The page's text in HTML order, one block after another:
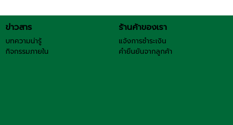
ข่าวสาร
บทความน่ารู้
กิจกรรมภายใน
ร้านค้าของเรา
แจ้งการชำระเงิน
คำยืนยันจากลูกค้า